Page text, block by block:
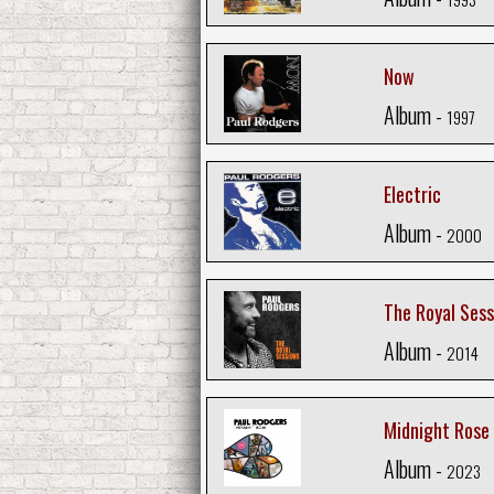
Now
Album - 1997
Electric
Album - 2000
The Royal
Album - 2014
Midnight Rose
Album - 2023